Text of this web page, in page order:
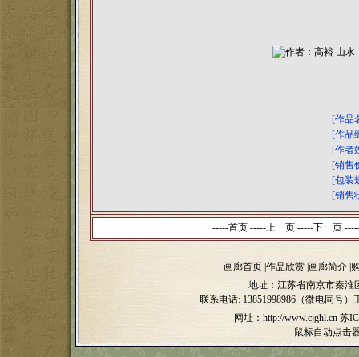
[作品
[作品
[作者
[销售
[包装
[销售
-----首页 -----上一页 -----下一页
画廊首页 作品欣赏 画廊简介
地址：江苏省南京市秦淮
联系电话: 13851998986（微电同号）
网址：http://www.cjghl.cn 苏
鼠标自动点击